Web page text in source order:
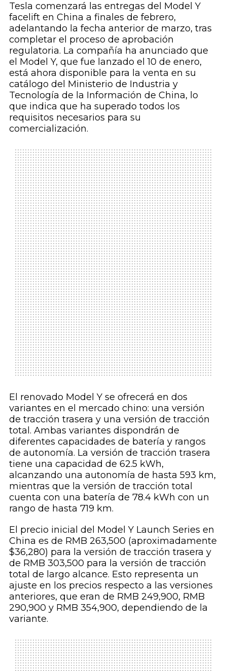
Tesla comenzará las entregas del Model Y
facelift en China a finales de febrero,
adelantando la fecha anterior de marzo, tras
completar el proceso de aprobación
regulatoria. La compañía ha anunciado que
el Model Y, que fue lanzado el 10 de enero,
está ahora disponible para la venta en su
catálogo del Ministerio de Industria y
Tecnología de la Información de China, lo
que indica que ha superado todos los
requisitos necesarios para su
comercialización.
El renovado Model Y se ofrecerá en dos
variantes en el mercado chino: una versión
de tracción trasera y una versión de tracción
total. Ambas variantes dispondrán de
diferentes capacidades de batería y rangos
de autonomía. La versión de tracción trasera
tiene una capacidad de 62.5 kWh,
alcanzando una autonomía de hasta 593 km,
mientras que la versión de tracción total
cuenta con una batería de 78.4 kWh con un
rango de hasta 719 km.
El precio inicial del Model Y Launch Series en
China es de RMB 263,500 (aproximadamente
$36,280) para la versión de tracción trasera y
de RMB 303,500 para la versión de tracción
total de largo alcance. Esto representa un
ajuste en los precios respecto a las versiones
anteriores, que eran de RMB 249,900, RMB
290,900 y RMB 354,900, dependiendo de la
variante.